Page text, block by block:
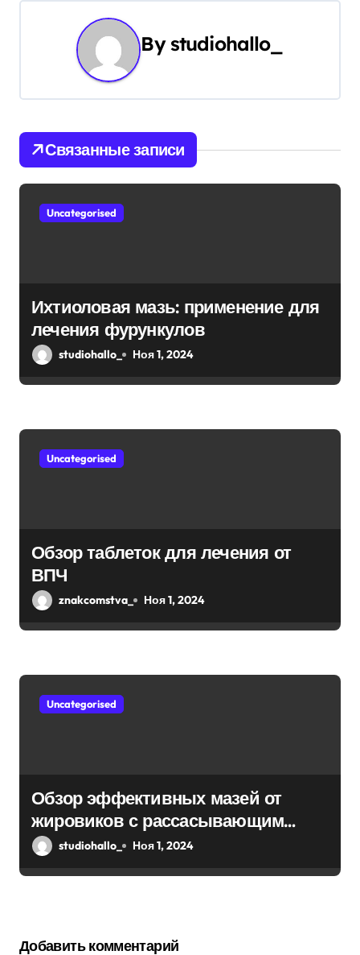
и
я
п
о
и
я
м
By studiohallo_
Связанные записи
Uncategorised
Ихтиоловая мазь: применение для
лечения фурункулов
studiohallo_ Ноя 1, 2024
Uncategorised
Обзор таблеток для лечения от
ВПЧ
znakcomstva_ Ноя 1, 2024
Uncategorised
Обзор эффективных мазей от
жировиков с рассасывающим
эффектом
studiohallo_ Ноя 1, 2024
Добавить комментарий